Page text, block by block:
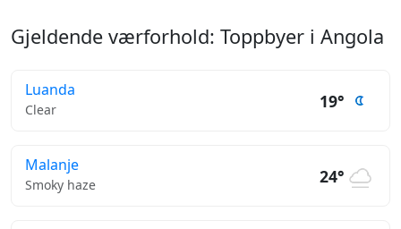
Gjeldende værforhold: Toppbyer i Angola
Luanda
Clear 19°
Malanje
Smoky haze 24°